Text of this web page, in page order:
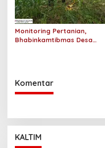
Monitoring Pertanian,
Bhabinkamtibmas Desa
Komentar
KALTIM